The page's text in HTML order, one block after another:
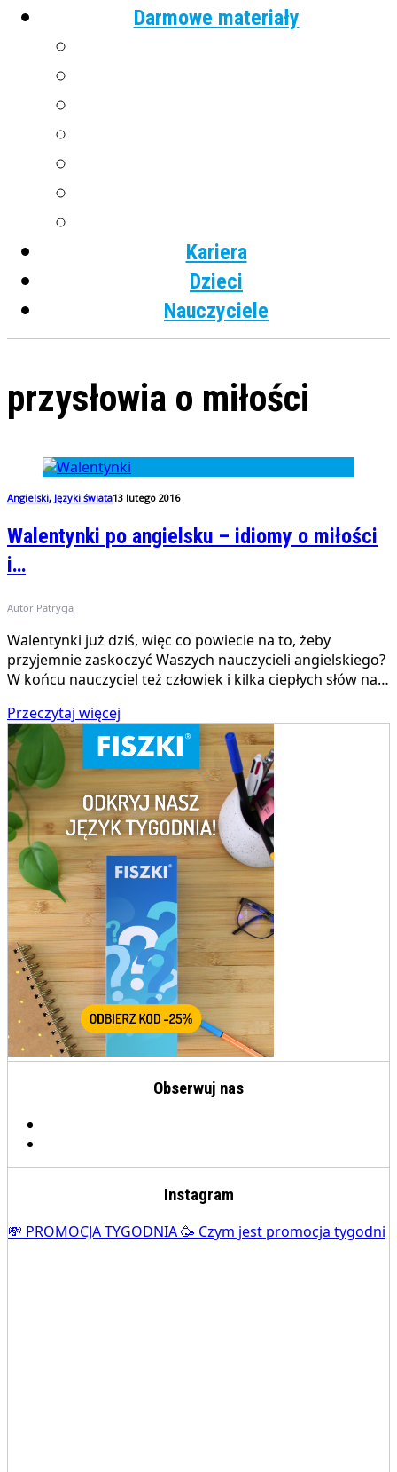
Darmowe materiały
Kariera
Dzieci
Nauczyciele
przysłowia o miłości
Angielski, Języki świata13 lutego 2016
Walentynki po angielsku – idiomy o miłości
i…
Autor Patrycja
Walentynki już dziś, więc co powiecie na to, żeby
przyjemnie zaskoczyć Waszych nauczycieli angielskiego?
W końcu nauczyciel też człowiek i kilka ciepłych słów na…
Przeczytaj więcej
Obserwuj nas
Instagram
💸 PROMOCJA TYGODNIA 🥳 Czym jest promocja tygodni